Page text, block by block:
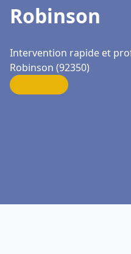
Robinson
Intervention rapide et
Robinson (92350)